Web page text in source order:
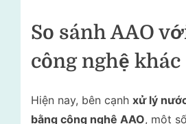
So sánh AAO
công nghệ khác
Hiện nay, bên cạnh xử lý
bằng công nghệ AAO, một